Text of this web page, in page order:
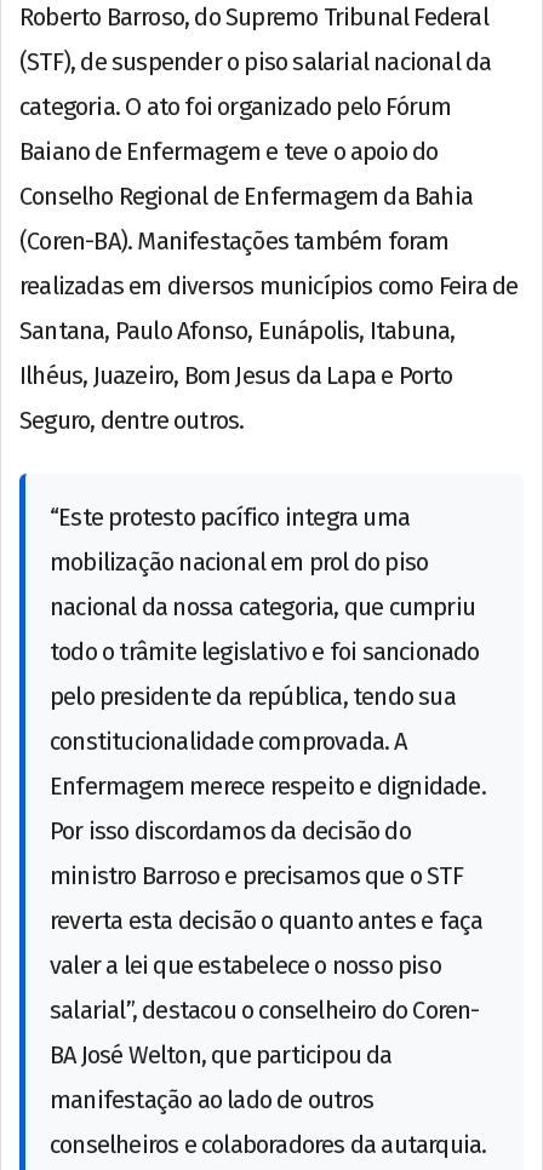
Roberto Barroso, do Supremo Tribunal Federal
(STF), de suspender o piso salarial nacional da
categoria. O ato foi organizado pelo Fórum
Baiano de Enfermagem e teve o apoio do
Conselho Regional de Enfermagem da Bahia
(Coren-BA). Manifestações também foram
realizadas em diversos municípios como Feira de
Santana, Paulo Afonso, Eunápolis, Itabuna,
Ilhéus, Juazeiro, Bom Jesus da Lapa e Porto
Seguro, dentre outros.
“Este protesto pacífico integra uma
mobilização nacional em prol do piso
nacional da nossa categoria, que cumpriu
todo o trâmite legislativo e foi sancionado
pelo presidente da república, tendo sua
constitucionalidade comprovada. A
Enfermagem merece respeito e dignidade.
Por isso discordamos da decisão do
ministro Barroso e precisamos que o STF
reverta esta decisão o quanto antes e faça
valer a lei que estabelece o nosso piso
salarial”, destacou o conselheiro do Coren-
BA José Welton, que participou da
manifestação ao lado de outros
conselheiros e colaboradores da autarquia.